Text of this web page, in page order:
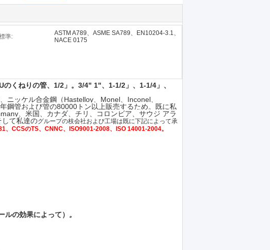
準:
ASTM A789、ASME SA789、EN10204-3.1、
NACE 0175
くねりの管、1/2」。3/4" 1"、1-1/2」、1-1/4」、
ニッケル合金鋼（Hastelloy、Monel、Inconel、
鋼管および管の80000トン以上販売するため。既に私
、米国、カナダ、チリ、コロンビア、サウジ アラ
て私達のグループの枝会社および工場は既に下記によって承
CCSのTS、CNNC、ISO9001-2008、ISO 14001-2004。
の効果によって）
。